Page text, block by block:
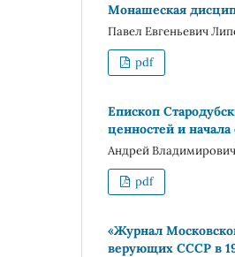
Монашеская
Павел Евгеньевич
pdf
Епископ
ценностей и
Андрей
pdf
«Журнал
верующих СССР в